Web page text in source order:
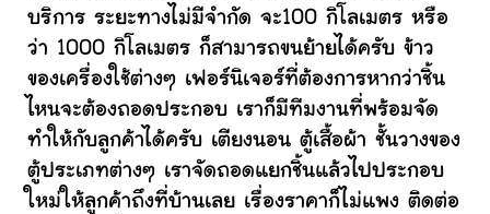
บริการ ระยะทางไม่มีจำกัด จะ100 กิโลเมตร หรือ
ว่า 1000 กิโลเมตร ก็สามารถขนย้ายได้ครับ ข้าว
ของเครื่องใช้ต่างๆ เฟอร์นิเจอร์ที่ต้องการหากว่าชิ้น
ไหนจะต้องถอดประกอบ เราก็มีทีมงานที่พร้อมจัด
ทำให้กับลูกค้าได้ครับ เตียงนอน ตู้เสื้อผ้า ชั้นวางของ
ตู้ประเภทต่างๆ เราจัดถอดแยกชิ้นแล้วไปประกอบ
ใหม่ให้ลูกค้าถึงที่บ้านเลย เรื่องราคาก็ไม่แพง ติดต่อ